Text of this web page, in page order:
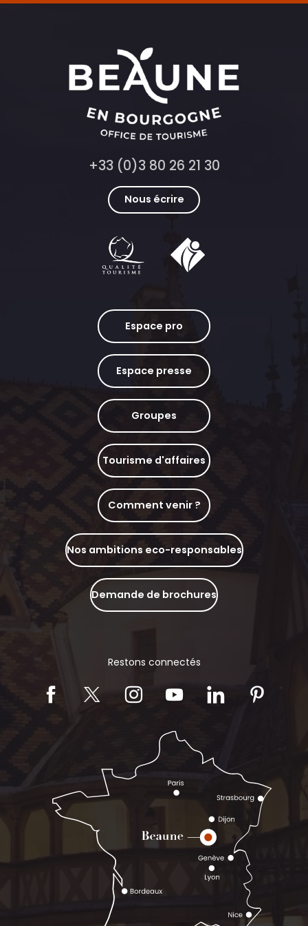
+33 (0)3 80 26 21 30
Nous écrire
Espace pro
Espace presse
Groupes
Tourisme d'affaires
Comment venir ?
Nos ambitions eco-responsables
Demande de brochures
Restons connectés